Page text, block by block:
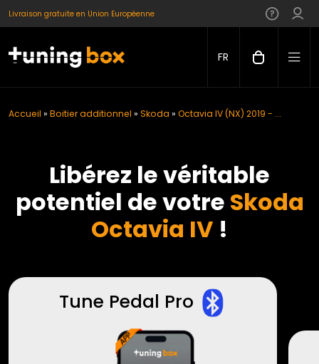
Livraison gratuite en Union Européenne
FR
Accueil » Boitier additionnel » Skoda » Octavia IV (NX) 2019 - ...
Libérez le véritable
potentiel de votre Skoda
Octavia IV !
Tune Pedal Pro